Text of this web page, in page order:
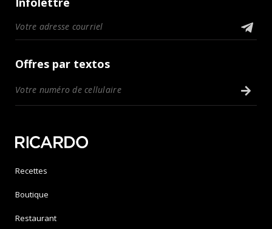
Offres par textos
Recettes
Boutique
Restaurant